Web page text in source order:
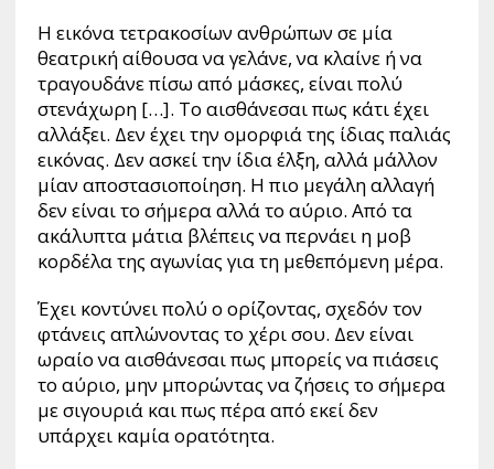
Η εικόνα τετρακοσίων ανθρώπων σε μία
θεατρική αίθουσα να γελάνε, να κλαίνε ή να
τραγουδάνε πίσω από μάσκες, είναι πολύ
στενάχωρη […]. Το αισθάνεσαι πως κάτι έχει
αλλάξει. Δεν έχει την ομορφιά της ίδιας παλιάς
εικόνας. Δεν ασκεί την ίδια έλξη, αλλά μάλλον
μίαν αποστασιοποίηση. Η πιο μεγάλη αλλαγή
δεν είναι το σήμερα αλλά το αύριο. Από τα
ακάλυπτα μάτια βλέπεις να περνάει η μοβ
κορδέλα της αγωνίας για τη μεθεπόμενη μέρα.
Έχει κοντύνει πολύ ο ορίζοντας, σχεδόν τον
φτάνεις απλώνοντας το χέρι σου. Δεν είναι
ωραίο να αισθάνεσαι πως μπορείς να πιάσεις
το αύριο, μην μπορώντας να ζήσεις το σήμερα
με σιγουριά και πως πέρα από εκεί δεν
υπάρχει καμία ορατότητα.